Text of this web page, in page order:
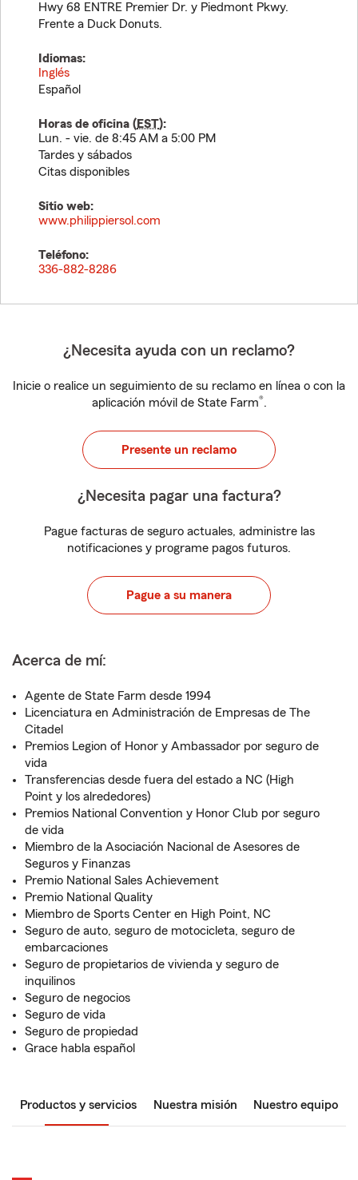
Hwy 68 ENTRE Premier Dr. y Piedmont Pkwy.
Frente a Duck Donuts.
Idiomas:
Inglés
Español
Horas de oficina (EST):
Lun. - vie. de 8:45 AM a 5:00 PM
Tardes y sábados
Citas disponibles
Sitio web:
www.philippiersol.com
Teléfono:
336-882-8286
¿Necesita ayuda con un reclamo?
Inicie o realice un seguimiento de su reclamo en línea o con la
aplicación móvil de State Farm®.
Presente un reclamo
¿Necesita pagar una factura?
Pague facturas de seguro actuales, administre las
notificaciones y programe pagos futuros.
Pague a su manera
Acerca de mí:
Agente de State Farm desde 1994
Licenciatura en Administración de Empresas de The
Citadel
Premios Legion of Honor y Ambassador por seguro de
vida
Transferencias desde fuera del estado a NC (High
Point y los alrededores)
Premios National Convention y Honor Club por seguro
de vida
Miembro de la Asociación Nacional de Asesores de
Seguros y Finanzas
Premio National Sales Achievement
Premio National Quality
Miembro de Sports Center en High Point, NC
Seguro de auto, seguro de motocicleta, seguro de
embarcaciones
Seguro de propietarios de vivienda y seguro de
inquilinos
Seguro de negocios
Seguro de vida
Seguro de propiedad
Grace habla español
Productos y servicios Nuestra misión Nuestro equipo